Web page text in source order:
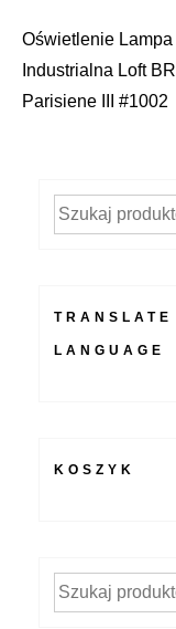
Nawigacja
wpisu
Oświetlenie
Industrialna Loft
Parisiene III #1002
Szukaj:
LANGUAGE
KOSZYK
Szukaj: